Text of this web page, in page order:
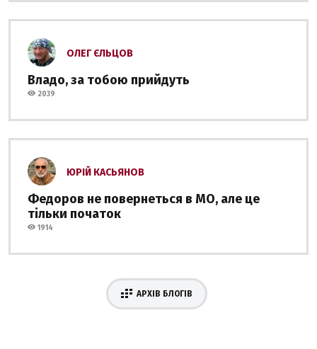
ОЛЕГ ЄЛЬЦОВ
Владо, за тобою прийдуть
2039
ЮРІЙ КАСЬЯНОВ
Федоров не повернеться в МО, але це
тільки початок
1914
АРХІВ БЛОГІВ